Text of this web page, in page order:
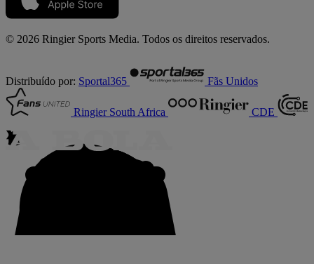
© 2026 Ringier Sports Media. Todos os direitos reservados.
Distribuído por: Sportal365 Fãs Unidos
Ringier South Africa CDE